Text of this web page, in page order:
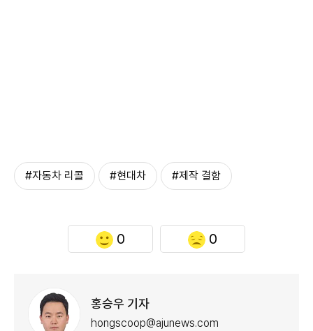
#자동차 리콜 #현대차 #제작 결함
0 0
홍승우 기자
hongscoop@ajunews.com